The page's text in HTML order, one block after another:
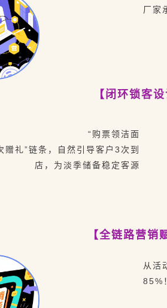
厂家
【闭环锁客设
“购票领洁面
礼”链条，自然引导客户3次到
店，为淡季储备稳定客源
【全链路营销
从活
85%